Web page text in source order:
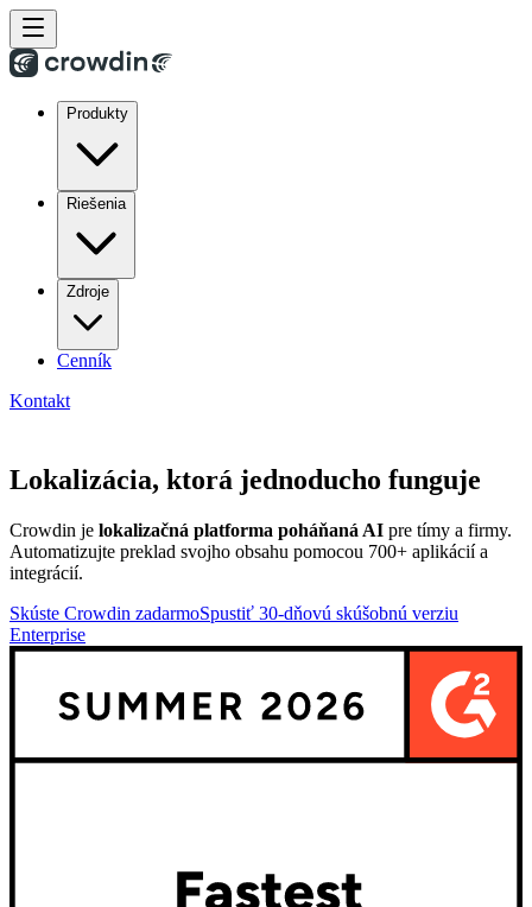
Produkty
Riešenia
Zdroje
Cenník
Kontakt
Lokalizácia, ktorá jednoducho funguje
Crowdin je lokalizačná platforma poháňaná AI pre tímy a firmy.
Automatizujte preklad svojho obsahu pomocou 700+ aplikácií a
integrácií.
Skúste Crowdin zadarmoSpustiť 30-dňovú skúšobnú verziu
Enterprise